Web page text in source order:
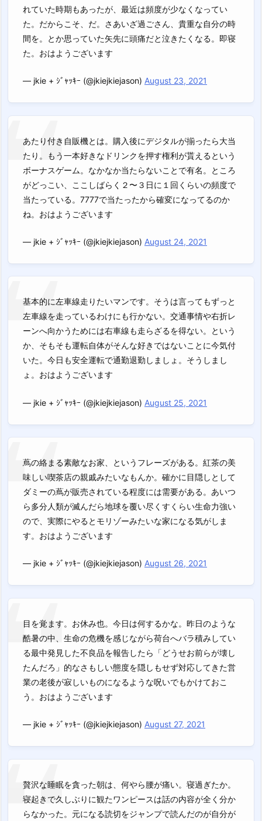
れていた時期もあったが、最近は頻度が少なくなってい
た。だからこそ、だ。さあいざ過ごさん、貴重な自分の時
間を。とか思っていた矢先に頭痛だと泣きたくなる。即寝
た。おはようございます
— jkie + ｼﾞｬｯｷｰ (@jkiejkiejason) August 23, 2021
あたり付き自販機とは。購入後にデジタルが揃ったら大当
たり。もう一本好きなドリンクを押す権利が貰えるという
ボーナスゲーム。なかなか当たらないことで有名。ところ
がどっこい、ここしばらく２〜３日に１回くらいの頻度で
当たっている。7777で当たったから確変になってるのか
ね。おはようございます
— jkie + ｼﾞｬｯｷｰ (@jkiejkiejason) August 24, 2021
基本的に左車線走りたいマンです。そうは言ってもずっと
左車線を走っているわけにも行かない。交通事情や右折レ
ーンへ向かうためには右車線も走らざるを得ない。という
か、そもそも運転自体がそんな好きではないことに今気付
いた。今日も安全運転で通勤退勤しましょ。そうしまし
ょ。おはようございます
— jkie + ｼﾞｬｯｷｰ (@jkiejkiejason) August 25, 2021
蔦の絡まる素敵なお家、というフレーズがある。紅茶の美
味しい喫茶店の親戚みたいなもんか。確かに目隠しとして
ダミーの蔦が販売されている程度には需要がある。あいつ
ら多分人類が滅んだら地球を覆い尽くすくらい生命力強い
ので、実際にやるとモリゾーみたいな家になる気がしま
す。おはようございます
— jkie + ｼﾞｬｯｷｰ (@jkiejkiejason) August 26, 2021
目を覚ます。お休み也。今日は何するかな。昨日のような
酷暑の中、生命の危機を感じながら荷台へバラ積みしてい
る最中発見した不良品を報告したら「どうせお前らが壊し
たんだろ」的なさもしい態度を隠しもせず対応してきた営
業の老後が寂しいものになるような呪いでもかけておこ
う。おはようございます
— jkie + ｼﾞｬｯｷｰ (@jkiejkiejason) August 27, 2021
贅沢な睡眠を貪った朝は、何やら腰が痛い。寝過ぎたか。
寝起きで久しぶりに観たワンピースは話の内容が全く分か
らなかった。元になる読切をジャンプで読んだのが自分が